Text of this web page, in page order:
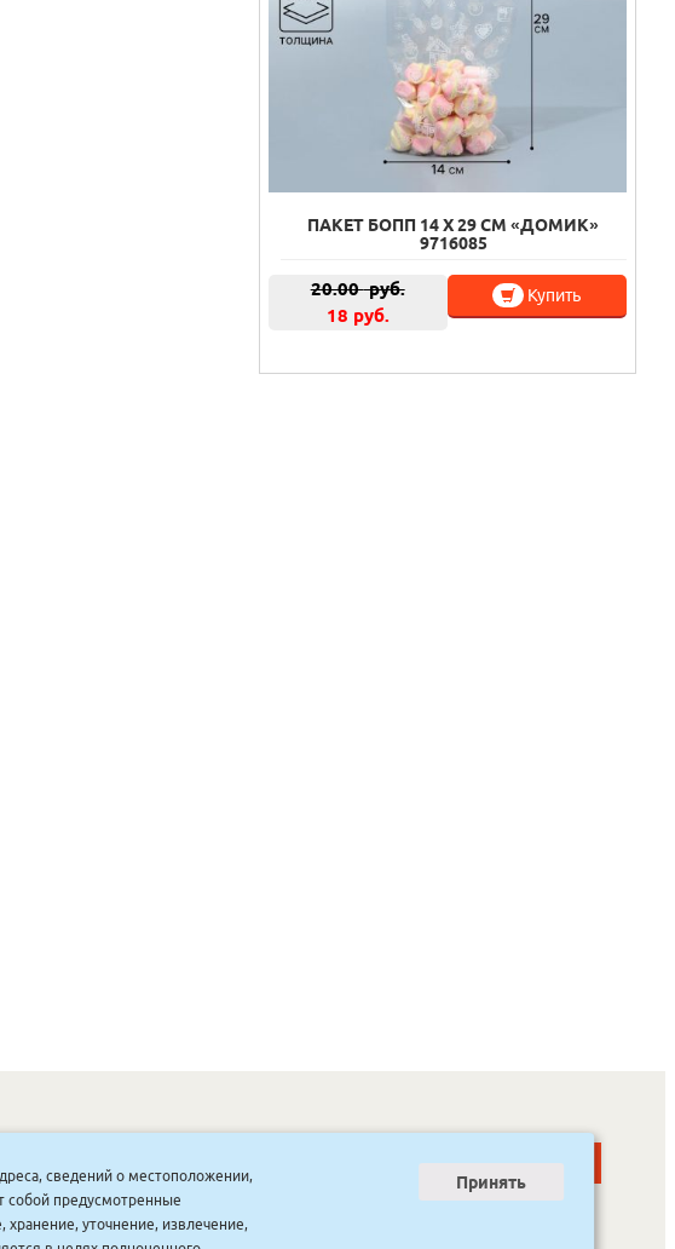
ПАКЕТ БОПП 14 Х 29 СМ «ДОМИК»
9716085
20.00руб.
18 руб.
Купить
|
ООО “Канцпроф”, ул. Красильникова, 8, строение 3
сведений о местоположении,
собой предусмотренные
уточнение, извлечение,
Принять